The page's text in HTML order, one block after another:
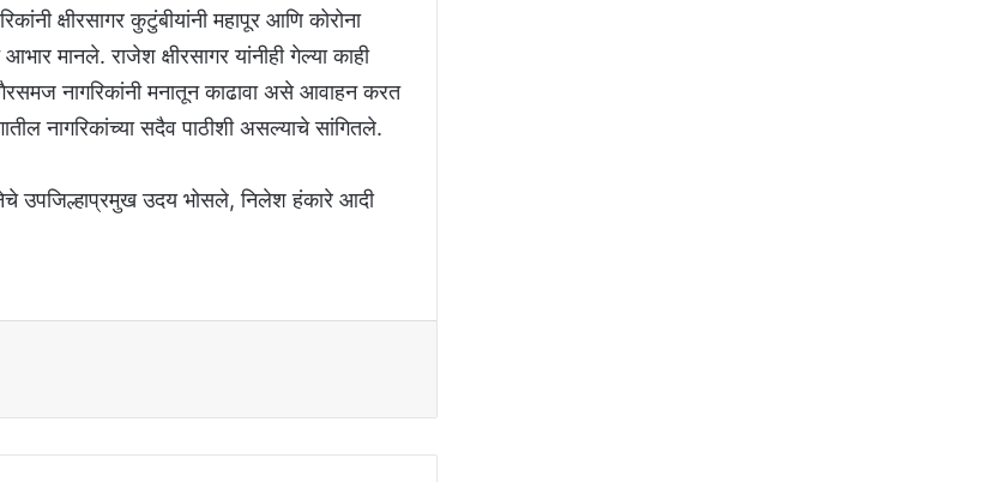
क्षीरसागर कुटुंबीयांनी महापूर आणि कोरोना
मानले. राजेश क्षीरसागर यांनीही गेल्या काही
गैरसमज नागरिकांनी मनातून काढावा असे आवाहन करत
नागरिकांच्या सदैव पाठीशी असल्याचे सांगितले.
उपजिल्हाप्रमुख उदय भोसले, निलेश हंकारे आदी